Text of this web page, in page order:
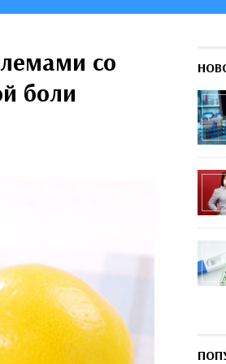
со
боли